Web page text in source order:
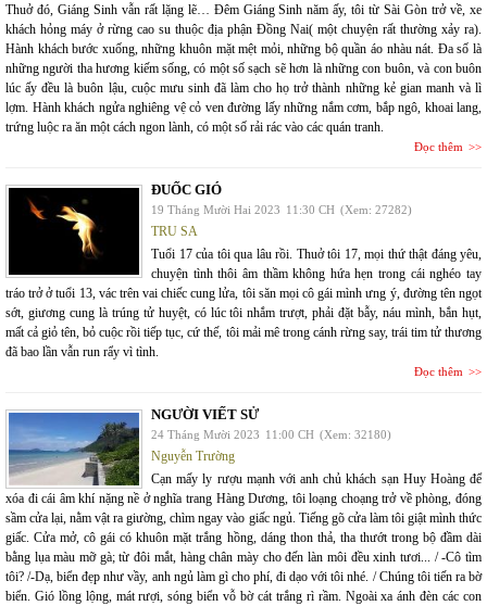
Thuở đó, Giáng Sinh vẫn rất lặng lẽ… Đêm Giáng Sinh năm ấy, tôi từ Sài Gòn trở về, xe
khách hỏng máy ở rừng cao su thuộc địa phận Đồng Nai( một chuyện rất thường xảy ra).
Hành khách bước xuống, những khuôn mặt mệt mỏi, những bộ quần áo nhàu nát. Đa số là
những người tha hương kiếm sống, có một số sạch sẽ hơn là những con buôn, và con buôn
lúc ấy đều là buôn lậu, cuộc mưu sinh đã làm cho họ trở thành những kẻ gian manh và lì
lợm. Hành khách ngửa nghiêng vệ cỏ ven đường lấy những nắm cơm, bắp ngô, khoai lang,
trứng luộc ra ăn một cách ngon lành, có một số rải rác vào các quán tranh.
Đọc thêm
ĐUỐC GIÓ
19 Tháng Mười Hai 2023 11:30 CH (Xem: 27282)
TRU SA
Tuổi 17 của tôi qua lâu rồi. Thuở tôi 17, mọi thứ thật đáng yêu,
chuyện tình thôi âm thầm không hứa hẹn trong cái nghéo tay
tráo trở ở tuổi 13, vác trên vai chiếc cung lửa, tôi săn mọi cô gái mình ưng ý, đường tên ngọt
sớt, giương cung là trúng tử huyệt, có lúc tôi nhắm trượt, phải đặt bẫy, náu mình, bắn hụt,
mất cả giỏ tên, bỏ cuộc rồi tiếp tục, cứ thế, tôi mải mê trong cánh rừng say, trái tim tử thương
đã bao lần vẫn run rẩy vì tình.
Đọc thêm
NGƯỜI VIẾT SỬ
24 Tháng Mười 2023 11:00 CH (Xem: 32180)
Nguyễn Trường
Cạn mấy ly rượu mạnh với anh chủ khách sạn Huy Hoàng để
xóa đi cái âm khí nặng nề ở nghĩa trang Hàng Dương, tôi loạng choạng trở về phòng, đóng
sầm cửa lại, nằm vật ra giường, chìm ngay vào giấc ngủ. Tiếng gõ cửa làm tôi giật mình thức
giấc. Cửa mở, cô gái có khuôn mặt trắng hồng, dáng thon thả, tha thướt trong bộ đầm dài
bằng lụa màu mỡ gà; từ đôi mắt, hàng chân mày cho đến làn môi đều xinh tươi... / -Cô tìm
tôi? /-Dạ, biển đẹp như vầy, anh ngủ làm gì cho phí, đi dạo với tôi nhé. / Chúng tôi tiến ra bờ
biển. Gió lồng lộng, mát rượi, sóng biển vỗ bờ cát trắng rì rầm. Ngoài xa ánh đèn các con